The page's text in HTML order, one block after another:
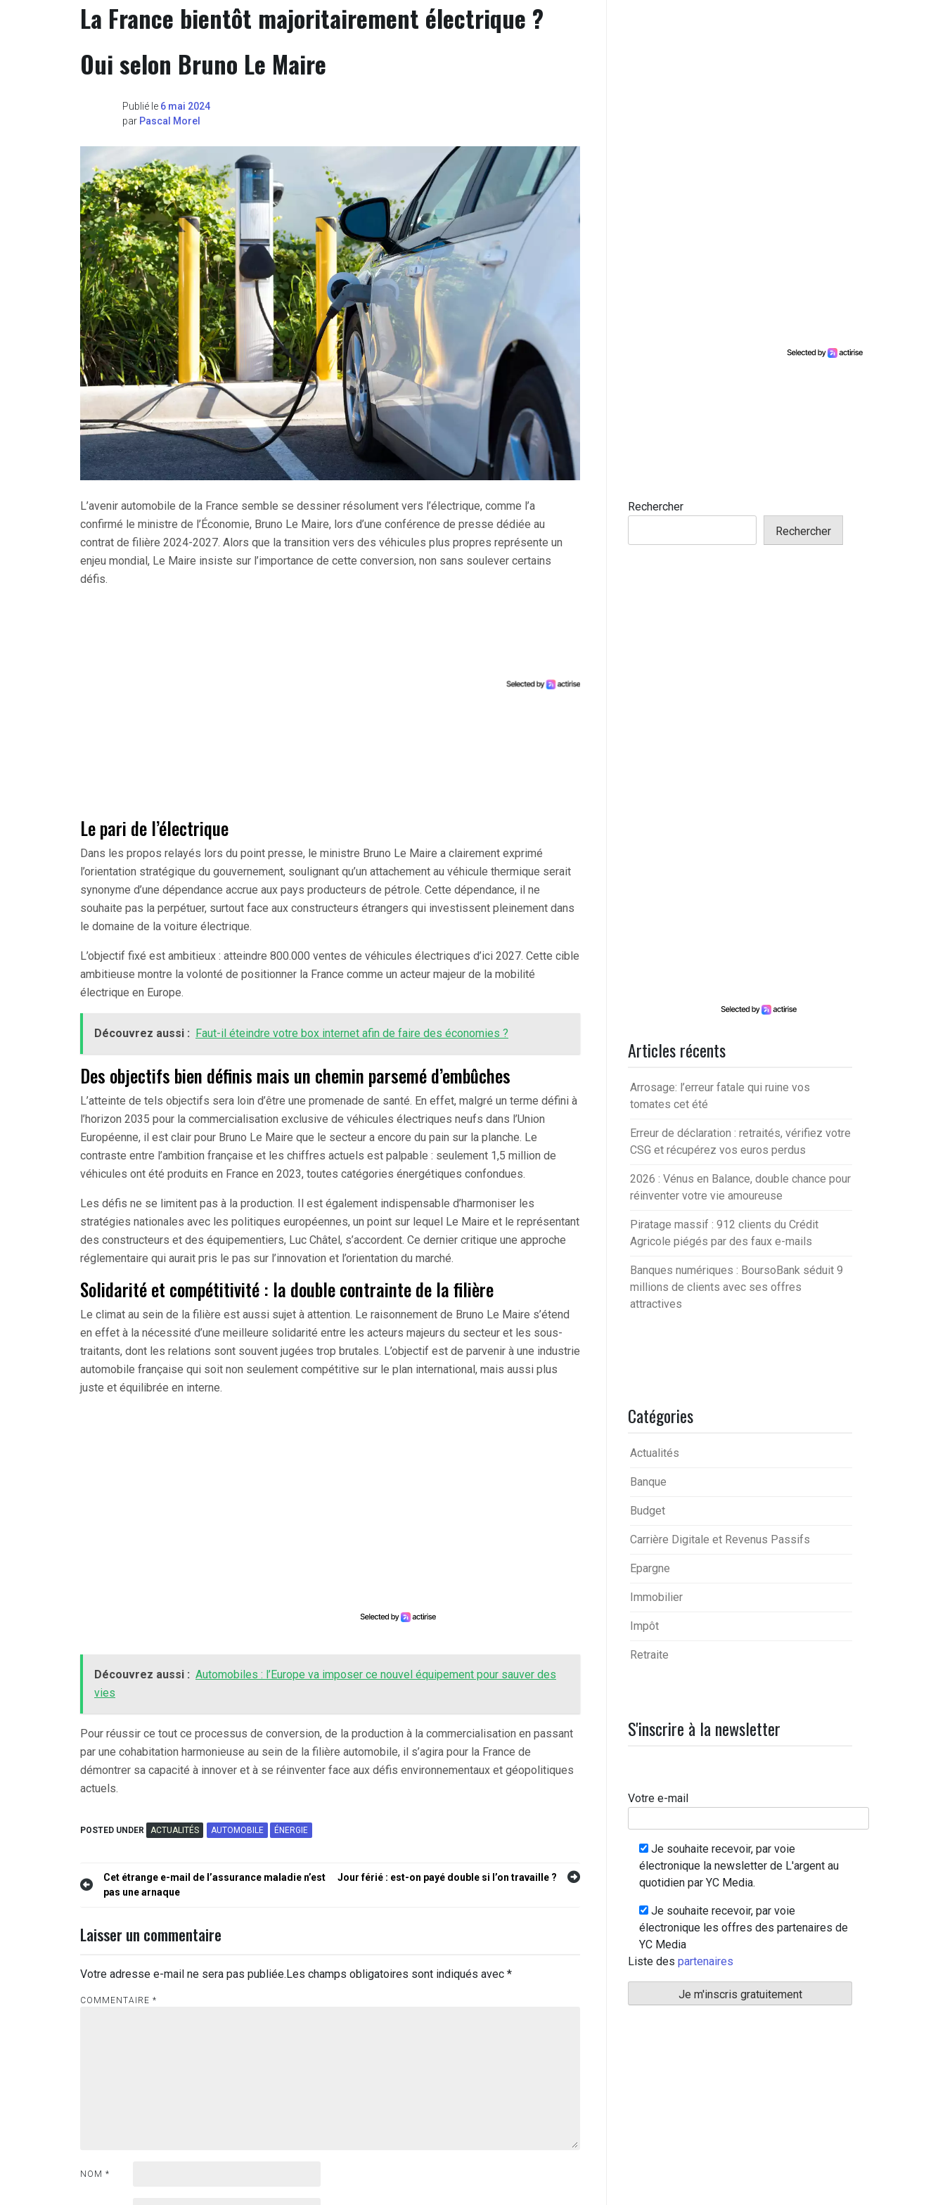
La France bientôt majoritairement électrique ?
Oui selon Bruno Le Maire
Publié le 6 mai 2024
par Pascal Morel
L’avenir automobile de la France semble se dessiner résolument vers l’électrique, comme l’a
confirmé le ministre de l’Économie, Bruno Le Maire, lors d’une conférence de presse dédiée au
contrat de filière 2024-2027. Alors que la transition vers des véhicules plus propres représente un
enjeu mondial, Le Maire insiste sur l’importance de cette conversion, non sans soulever certains
défis.
Le pari de l’électrique
Dans les propos relayés lors du point presse, le ministre Bruno Le Maire a clairement exprimé
l’orientation stratégique du gouvernement, soulignant qu’un attachement au véhicule thermique serait
synonyme d’une dépendance accrue aux pays producteurs de pétrole. Cette dépendance, il ne
souhaite pas la perpétuer, surtout face aux constructeurs étrangers qui investissent pleinement dans
le domaine de la voiture électrique.
L’objectif fixé est ambitieux : atteindre 800.000 ventes de véhicules électriques d’ici 2027. Cette cible
ambitieuse montre la volonté de positionner la France comme un acteur majeur de la mobilité
électrique en Europe.
Découvrez aussi : Faut-il éteindre votre box internet afin de faire des économies ?
Des objectifs bien définis mais un chemin parsemé d’embûches
L’atteinte de tels objectifs sera loin d’être une promenade de santé. En effet, malgré un terme défini à
l’horizon 2035 pour la commercialisation exclusive de véhicules électriques neufs dans l’Union
Européenne, il est clair pour Bruno Le Maire que le secteur a encore du pain sur la planche. Le
contraste entre l’ambition française et les chiffres actuels est palpable : seulement 1,5 million de
véhicules ont été produits en France en 2023, toutes catégories énergétiques confondues.
Les défis ne se limitent pas à la production. Il est également indispensable d’harmoniser les
stratégies nationales avec les politiques européennes, un point sur lequel Le Maire et le représentant
des constructeurs et des équipementiers, Luc Châtel, s’accordent. Ce dernier critique une approche
réglementaire qui aurait pris le pas sur l’innovation et l’orientation du marché.
Solidarité et compétitivité : la double contrainte de la filière
Le climat au sein de la filière est aussi sujet à attention. Le raisonnement de Bruno Le Maire s’étend
en effet à la nécessité d’une meilleure solidarité entre les acteurs majeurs du secteur et les sous-
traitants, dont les relations sont souvent jugées trop brutales. L’objectif est de parvenir à une industrie
automobile française qui soit non seulement compétitive sur le plan international, mais aussi plus
juste et équilibrée en interne.
Découvrez aussi : Automobiles : l’Europe va imposer ce nouvel équipement pour sauver des
vies
Pour réussir ce tout ce processus de conversion, de la production à la commercialisation en passant
par une cohabitation harmonieuse au sein de la filière automobile, il s’agira pour la France de
démontrer sa capacité à innover et à se réinventer face aux défis environnementaux et géopolitiques
actuels.
POSTED UNDER ACTUALITÉS AUTOMOBILE ÉNERGIE
Navigation
l’article
Cet étrange e-mail de l’assurance maladie n’est
pas une arnaque
Jour férié : est-on payé double si l’on travaille ?
Laisser un commentaire
Votre adresse e-mail ne sera pas publiée.Les champs obligatoires sont indiqués avec *
COMMENTAIRE *
NOM *
Rechercher
Rechercher
Articles récents
Arrosage: l’erreur fatale qui ruine vos
tomates cet été
Erreur de déclaration : retraités, vérifiez votre
CSG et récupérez vos euros perdus
2026 : Vénus en Balance, double chance pour
réinventer votre vie amoureuse
Piratage massif : 912 clients du Crédit
Agricole piégés par des faux e-mails
Banques numériques : BoursoBank séduit 9
millions de clients avec ses offres
attractives
Catégories
Actualités
Banque
Budget
Carrière Digitale et Revenus Passifs
Epargne
Immobilier
Impôt
Retraite
S'inscrire à la newsletter
Votre e-mail
Je souhaite recevoir, par voie
électronique la newsletter de L'argent au
quotidien par YC Media.
Je souhaite recevoir, par voie
électronique les offres des partenaires de
YC Media
Liste des partenaires